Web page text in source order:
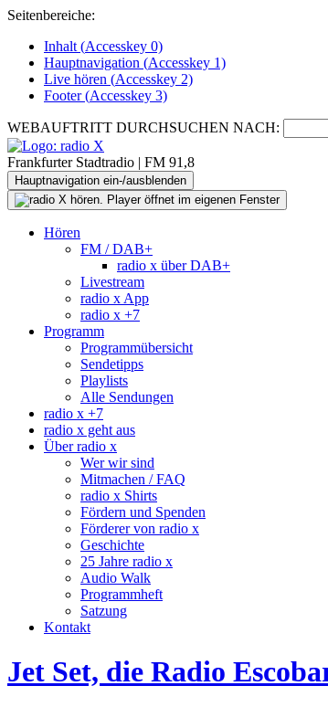
Seitenbereiche:
Inhalt (Accesskey 0)
Hauptnavigation (Accesskey 1)
Live hören (Accesskey 2)
Footer(Accesskey 3)
WEBAUFTRITT DURCHSUCHEN NACH:
Frankfurter Stadtradio | FM 91,8
Hauptnavigation ein-/ausblenden
Hören
FM / DAB+
radio x über DAB+
Livestream
radio x App
radio x +7
Programm
Programmübersicht
Sendetipps
Playlists
Alle Sendungen
radio x +7
radio x geht aus
Über radio x
Wer wir sind
Mitmachen / FAQ
radio x Shirts
Fördern und Spenden
Förderer von radio x
Geschichte
25 Jahre radio x
Audio Walk
Programmheft
Satzung
Kontakt
Jet Set, die Radio